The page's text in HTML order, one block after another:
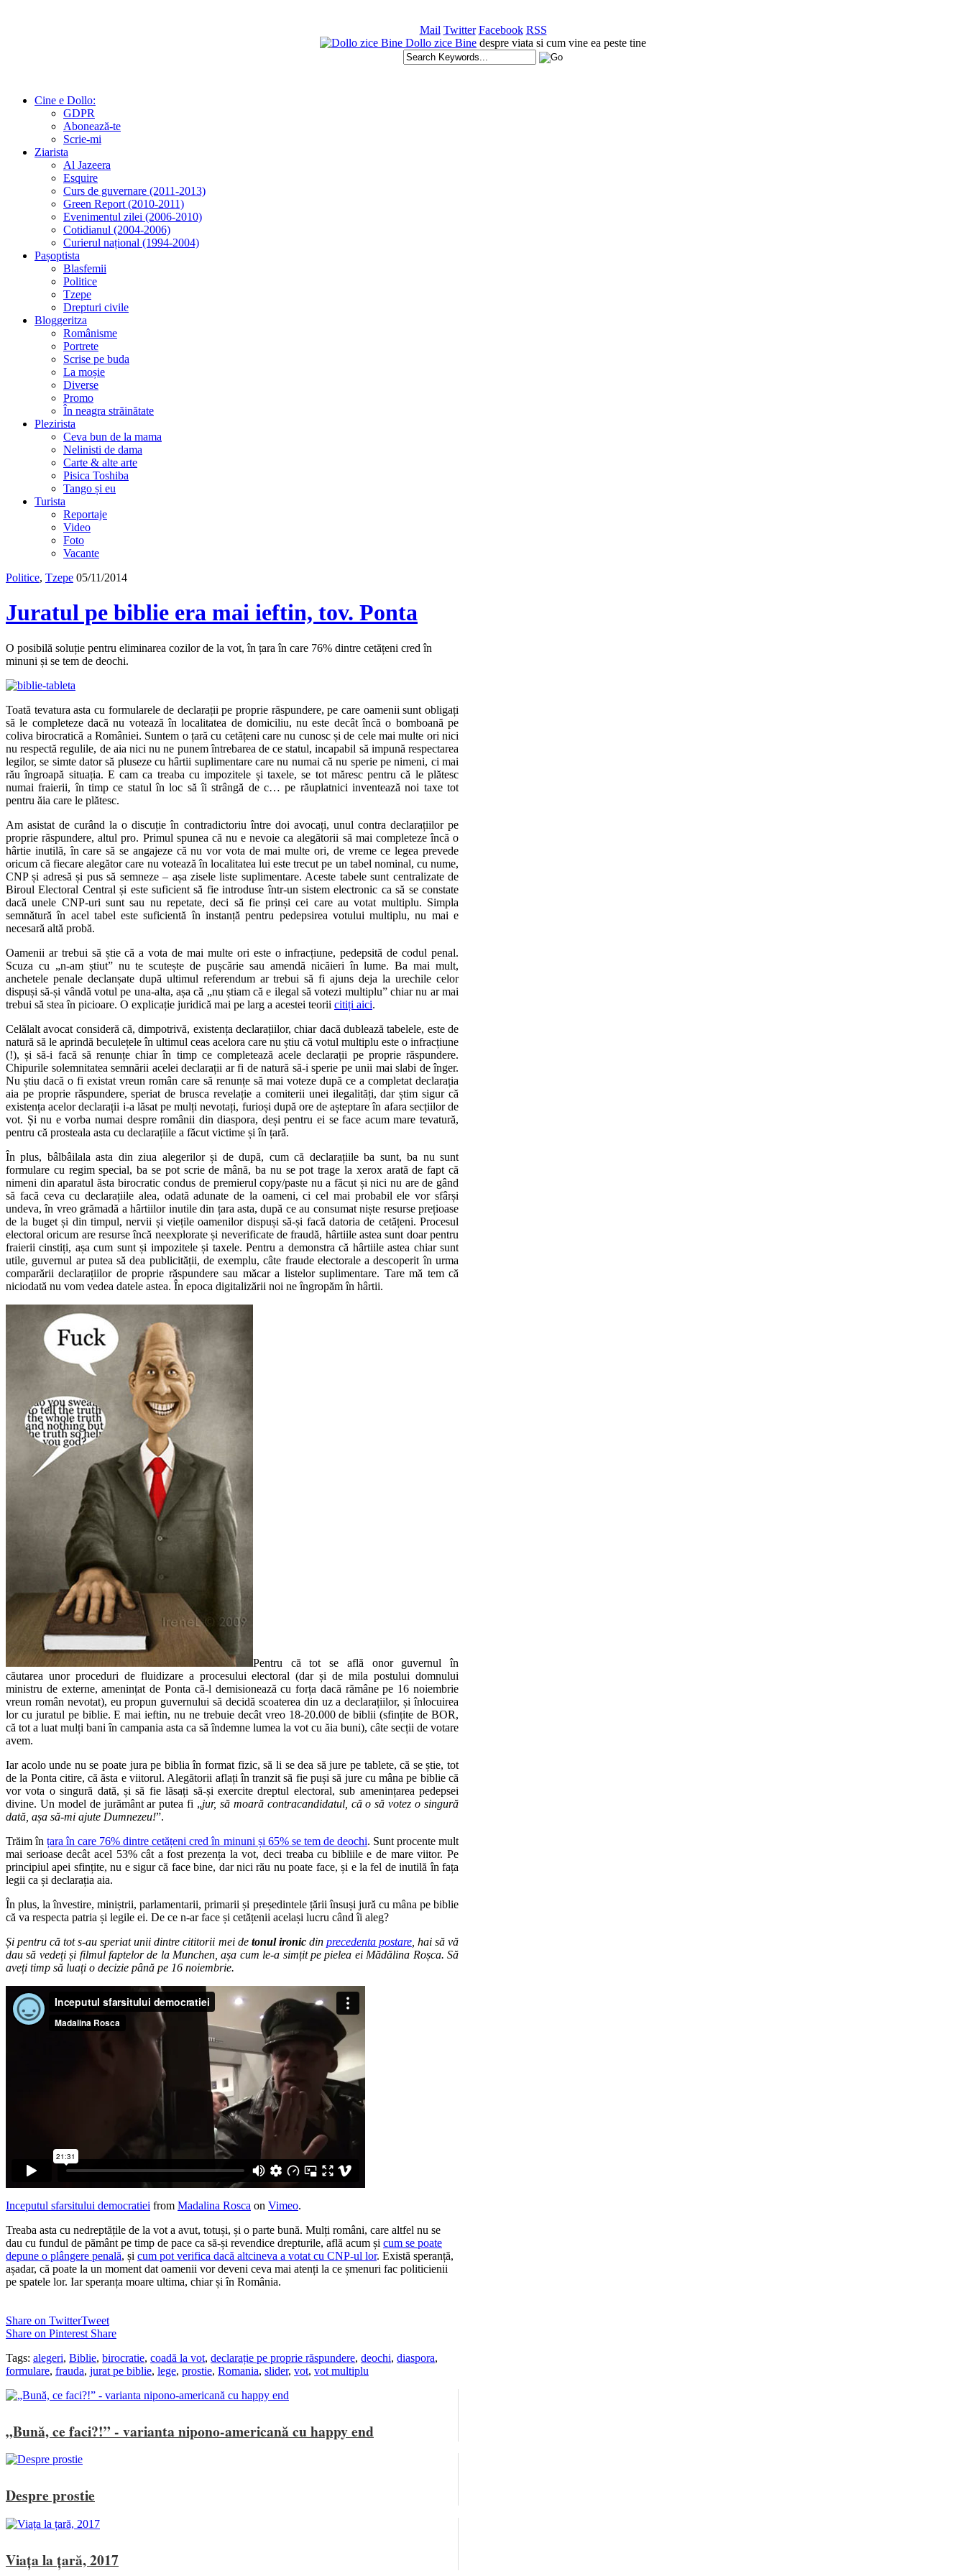
Mail Twitter Facebook RSS
Dollo zice Bine despre viata si cum vine ea peste tine
Cine e Dollo:
GDPR
Abonează-te
Scrie-mi
Ziarista
Al Jazeera
Esquire
Curs de guvernare (2011-2013)
Green Report (2010-2011)
Evenimentul zilei (2006-2010)
Cotidianul (2004-2006)
Curierul național (1994-2004)
Pașoptista
Blasfemii
Politice
Tzepe
Drepturi civile
Bloggeritza
Românisme
Portrete
Scrise pe buda
La moșie
Diverse
Promo
În neagra străinătate
Plezirista
Ceva bun de la mama
Nelinisti de dama
Carte & alte arte
Pisica Toshiba
Tango și eu
Turista
Reportaje
Video
Foto
Vacante
Politice, Tzepe 05/11/2014
Juratul pe biblie era mai ieftin, tov. Ponta
O posibilă soluție pentru eliminarea cozilor de la vot, în țara în care 76% dintre cetățeni cred în
minuni și se tem de deochi.
Toată tevatura asta cu formularele de declarații pe proprie răspundere, pe care oamenii sunt obligați
să le completeze dacă nu votează în localitatea de domiciliu, nu este decât încă o bomboană pe
coliva birocratică a României. Suntem o țară cu cetățeni care nu cunosc și de cele mai multe ori nici
nu respectă regulile, de aia nici nu ne punem întrebarea de ce statul, incapabil să impună respectarea
legilor, se simte dator să pluseze cu hârtii suplimentare care nu numai că nu sperie pe nimeni, ci mai
rău îngroapă situația. E cam ca treaba cu impozitele și taxele, se tot măresc pentru că le plătesc
numai fraierii, în timp ce statul în loc să îi strângă de c… pe răuplatnici inventează noi taxe tot
pentru ăia care le plătesc.
Am asistat de curând la o discuție în contradictoriu între doi avocați, unul contra declarațiilor pe
proprie răspundere, altul pro. Primul spunea că nu e nevoie ca alegătorii să mai completeze încă o
hârtie inutilă, în care să se angajeze că nu vor vota de mai multe ori, de vreme ce legea prevede
oricum că fiecare alegător care nu votează în localitatea lui este trecut pe un tabel nominal, cu nume,
CNP și adresă și pus să semneze – așa zisele liste suplimentare. Aceste tabele sunt centralizate de
Biroul Electoral Central și este suficient să fie introduse într-un sistem electronic ca să se constate
dacă unele CNP-uri sunt sau nu repetate, deci să fie prinși cei care au votat multiplu. Simpla
semnătură în acel tabel este suficientă în instanță pentru pedepsirea votului multiplu, nu mai e
necesară altă probă.
Oamenii ar trebui să știe că a vota de mai multe ori este o infracțiune, pedepsită de codul penal.
Scuza cu „n-am știut” nu te scutește de pușcărie sau amendă nicăieri în lume. Ba mai mult,
anchetele penale declanșate după ultimul referendum ar trebui să fi ajuns deja la urechile celor
dispuși să-și vândă votul pe una-alta, așa că „nu știam că e ilegal să votezi multiplu” chiar nu ar mai
trebui să stea în picioare. O explicație juridică mai pe larg a acestei teorii citiți aici.
Celălalt avocat consideră că, dimpotrivă, existența declarațiilor, chiar dacă dublează tabelele, este de
natură să le aprindă beculețele în ultimul ceas acelora care nu știu că votul multiplu este o infracțiune
(!), și să-i facă să renunțe chiar în timp ce completează acele declarații pe proprie răspundere.
Chipurile solemnitatea semnării acelei declarații ar fi de natură să-i sperie pe unii mai slabi de înger.
Nu știu dacă o fi existat vreun român care să renunțe să mai voteze după ce a completat declarația
aia pe proprie răspundere, speriat de brusca revelație a comiterii unei ilegalități, dar știm sigur că
existența acelor declarații i-a lăsat pe mulți nevotați, furioși după ore de așteptare în afara secțiilor de
vot. Și nu e vorba numai despre românii din diaspora, deși pentru ei se face acum mare tevatură,
pentru că prosteala asta cu declarațiile a făcut victime și în țară.
În plus, bâlbâilala asta din ziua alegerilor și de după, cum că declarațiile ba sunt, ba nu sunt
formulare cu regim special, ba se pot scrie de mână, ba nu se pot trage la xerox arată de fapt că
nimeni din aparatul ăsta birocratic condus de premierul copy/paste nu a făcut și nici nu are de gând
să facă ceva cu declarațiile alea, odată adunate de la oameni, ci cel mai probabil ele vor sfârși
undeva, în vreo grămadă a hârtiilor inutile din țara asta, după ce au consumat niște resurse prețioase
de la buget și din timpul, nervii și viețile oamenilor dispuși să-și facă datoria de cetățeni. Procesul
electoral oricum are resurse încă neexplorate și neverificate de fraudă, hârtiile astea sunt doar pentru
fraierii cinstiți, așa cum sunt și impozitele și taxele. Pentru a demonstra că hârtiile astea chiar sunt
utile, guvernul ar putea să dea publicității, de exemplu, câte fraude electorale a descoperit în urma
comparării declarațiilor de proprie răspundere sau măcar a listelor suplimentare. Tare mă tem că
niciodată nu vom vedea datele astea. În epoca digitalizării noi ne îngropăm în hârtii.
Pentru că tot se află onor guvernul în
căutarea unor proceduri de fluidizare a procesului electoral (dar și de mila postului domnului
ministru de externe, amenințat de Ponta că-l demisionează cu forța dacă rămâne pe 16 noiembrie
vreun român nevotat), eu propun guvernului să decidă scoaterea din uz a declarațiilor, și înlocuirea
lor cu juratul pe biblie. E mai ieftin, nu ne trebuie decât vreo 18-20.000 de biblii (sfințite de BOR,
că tot a luat mulți bani în campania asta ca să îndemne lumea la vot cu ăia buni), câte secții de votare
avem.
Iar acolo unde nu se poate jura pe biblia în format fizic, să li se dea să jure pe tablete, că se știe, tot
de la Ponta citire, că ăsta e viitorul. Alegătorii aflați în tranzit să fie puși să jure cu mâna pe biblie că
vor vota o singură dată, și să fie lăsați să-și exercite dreptul electoral, sub amenințarea pedepsei
divine. Un model de jurământ ar putea fi „jur, să moară contracandidatul, că o să votez o singură
dată, așa să-mi ajute Dumnezeu!”.
Trăim înțara în care 76% dintre cetățeni cred în minuni și 65% se tem de deochi. Sunt procente mult
mai serioase decât acel 53% cât a fost prezența la vot, deci treaba cu bibliile e de mare viitor. Pe
principiul apei sfințite, nu e sigur că face bine, dar nici rău nu poate face, și e la fel de inutilă în fața
legii ca și declarația aia.
În plus, la învestire, miniștrii, parlamentarii, primarii și președintele țării însuși jură cu mâna pe biblie
că va respecta patria și legile ei. De ce n-ar face și cetățenii același lucru când îi aleg?
Și pentru că tot s-au speriat unii dintre cititorii mei de tonul ironicdin precedenta postare, hai să vă
dau să vedeți și filmul faptelor de la Munchen, așa cum le-a simțit pe pielea ei Mădălina Roșca. Să
aveți timp să luați o decizie până pe 16 noiembrie.
Inceputul sfarsitului democratiei from Madalina Rosca on Vimeo.
Treaba asta cu nedreptățile de la vot a avut, totuși, și o parte bună. Mulți români, care altfel nu se
dau cu fundul de pământ pe timp de pace ca să-și revendice drepturile, află acum și cum se poate
depune o plângere penală, și cum pot verifica dacă altcineva a votat cu CNP-ul lor. Există speranță,
așadar, că poate la un moment dat oamenii vor deveni ceva mai atenți la ce șmenuri fac politicienii
pe spatele lor. Iar speranța moare ultima, chiar și în România.
Share on TwitterTweet
Share on Pinterest Share
Tags: alegeri, Biblie, birocratie, coadă la vot, declarație pe proprie răspundere, deochi, diaspora,
formulare, frauda, jurat pe biblie, lege, prostie, Romania, slider, vot, vot multiplu
„Bună, ce faci?!” - varianta nipono-americană cu happy end
Despre prostie
Viața la țară, 2017